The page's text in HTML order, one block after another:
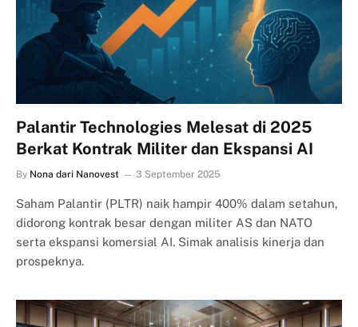
Palantir Technologies Melesat di 2025
Berkat Kontrak Militer dan Ekspansi AI
By Nona dari Nanovest 3 September 2025
Saham Palantir (PLTR) naik hampir 400% dalam setahun,
didorong kontrak besar dengan militer AS dan NATO
serta ekspansi komersial AI. Simak analisis kinerja dan
prospeknya.